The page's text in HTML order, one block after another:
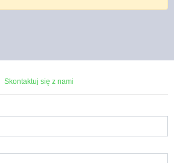
Skontaktuj się z nami